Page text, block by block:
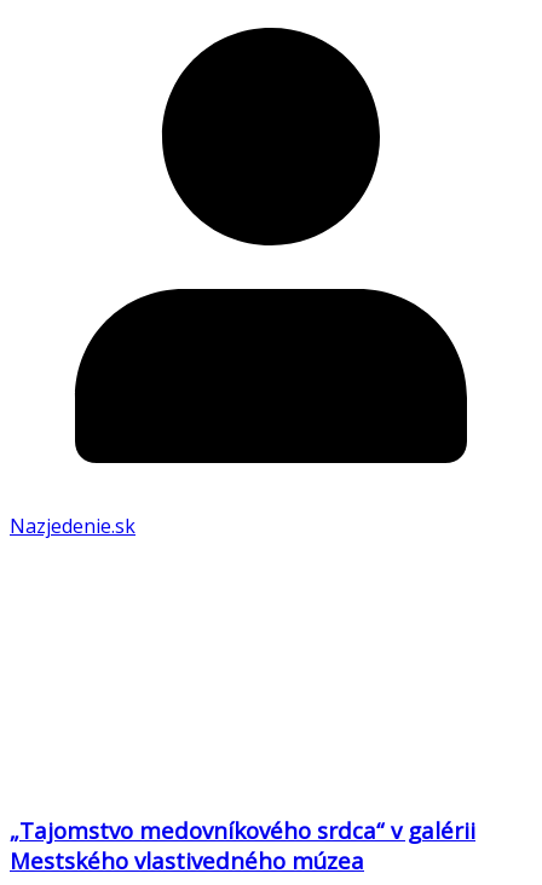
Nazjedenie.sk
„Tajomstvo medovníkového srdca“ v galérii
Mestského vlastivedného múzea